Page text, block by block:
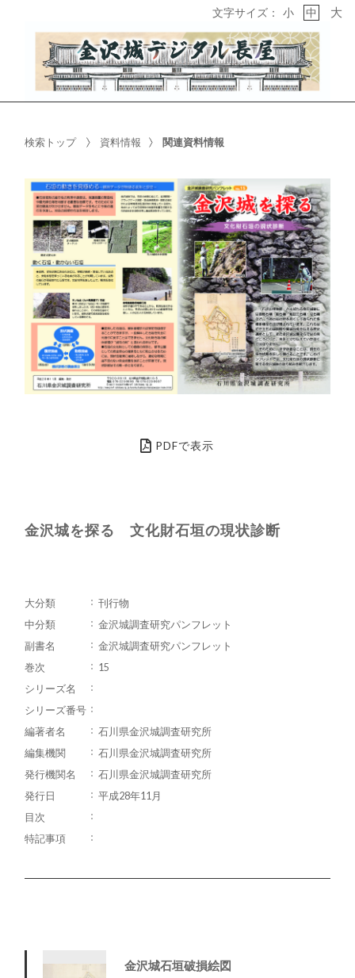
文字サイズ： 小 中 大
検索トップ 資料情報 関連資料情報
PDFで表示
金沢城を探る 文化財石垣の現状診断
大分類
刊行物
中分類
金沢城調査研究パンフレット
副書名
金沢城調査研究パンフレット
巻次
15
シリーズ名
シリーズ番号
編著者名
石川県金沢城調査研究所
編集機関
石川県金沢城調査研究所
発行機関名
石川県金沢城調査研究所
発行日
平成28年11月
目次
特記事項
金沢城石垣破損絵図